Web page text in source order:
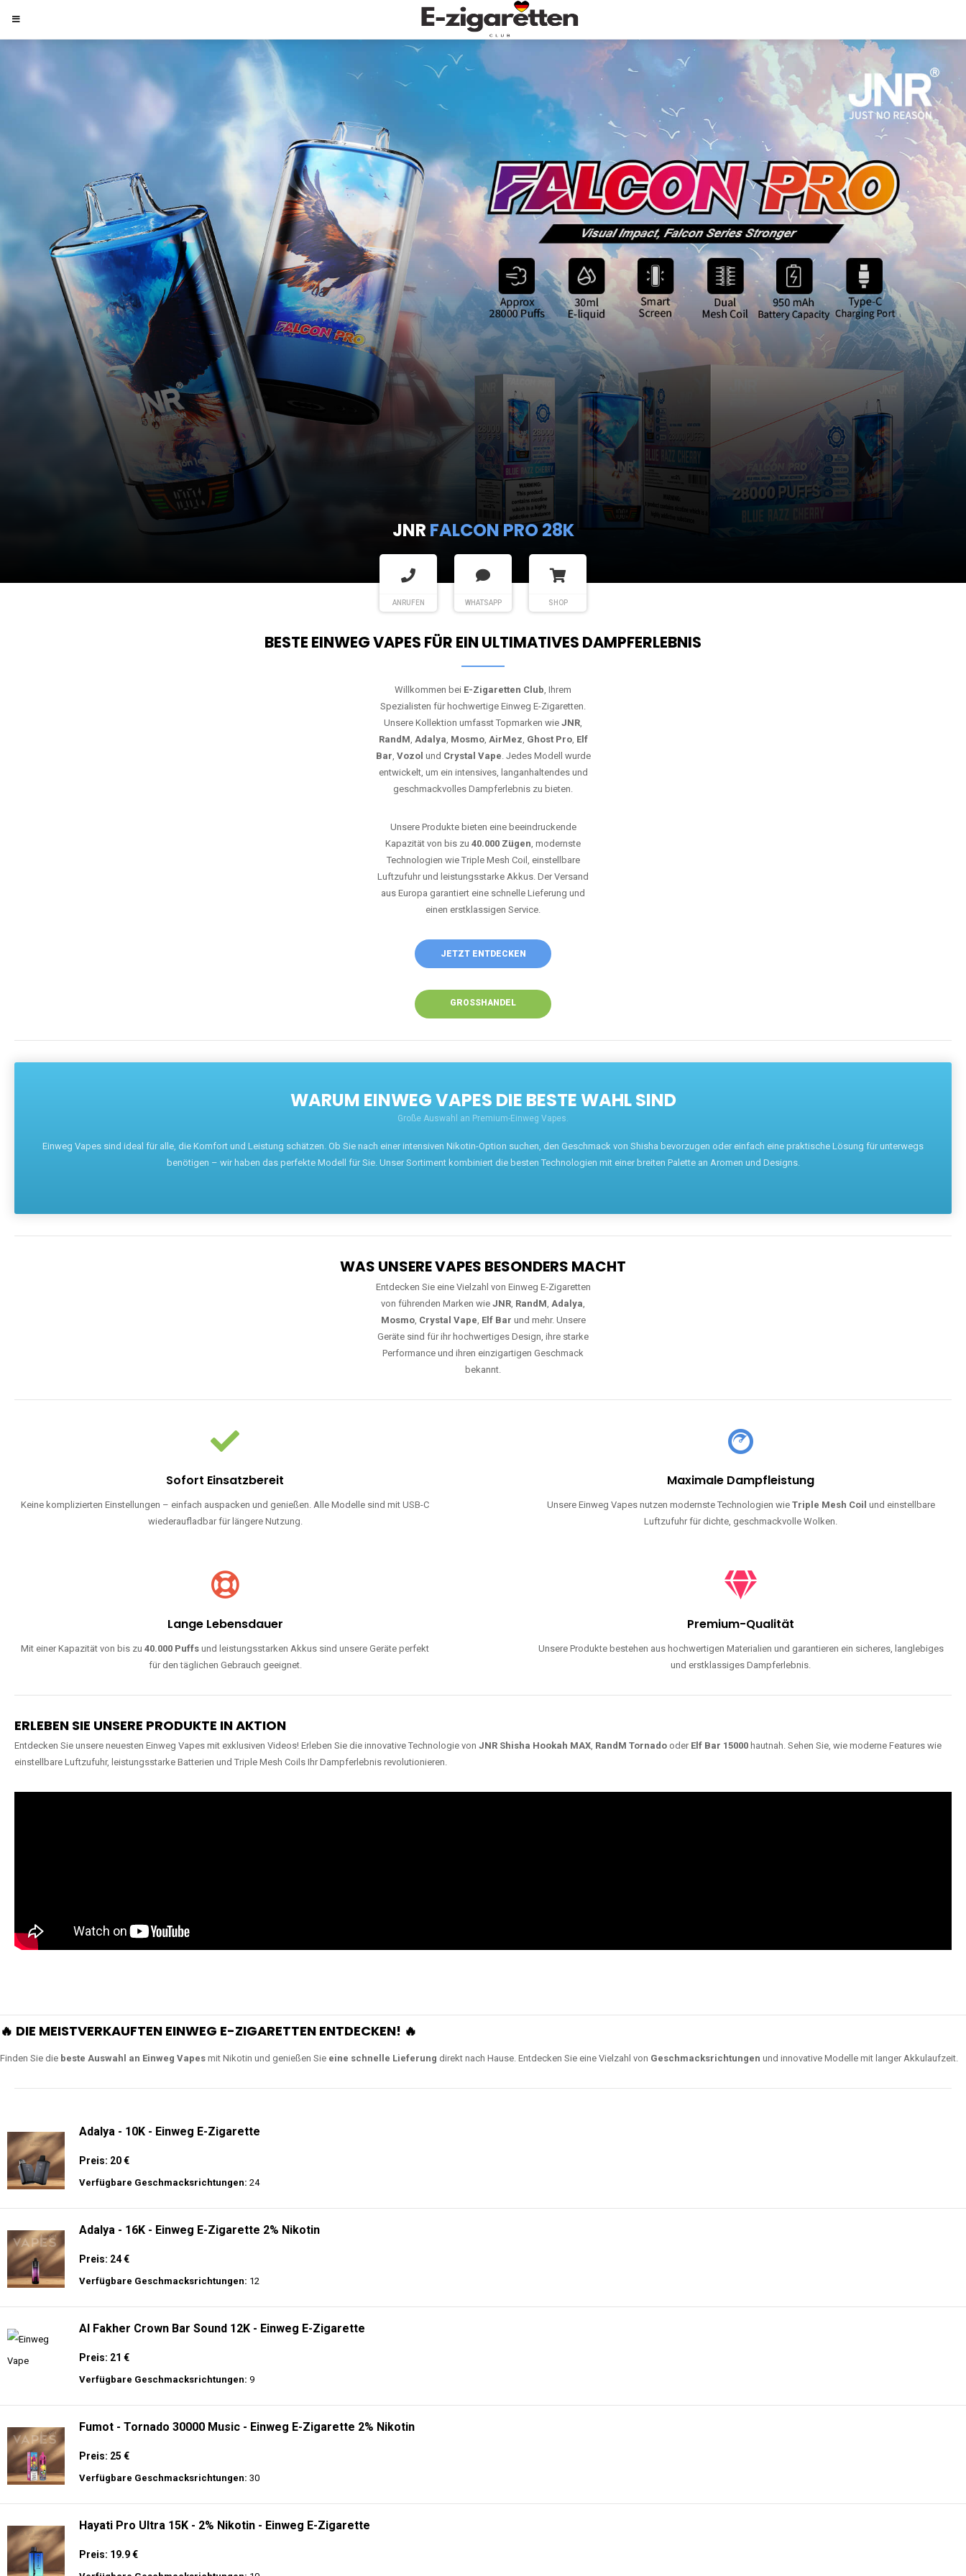
JNR FALCON PRO 28K
ANRUFEN WHATSAPP SHOP
BESTE EINWEG VAPES FÜR EIN ULTIMATIVES DAMPFERLEBNIS
Willkommen bei E-Zigaretten Club, Ihrem
Spezialisten für hochwertige Einweg E-Zigaretten.
Unsere Kollektion umfasst Topmarken wie JNR,
RandM, Adalya, Mosmo, AirMez, Ghost Pro, Elf
Bar, Vozol und Crystal Vape. Jedes Modell wurde
entwickelt, um ein intensives, langanhaltendes und
geschmackvolles Dampferlebnis zu bieten.
Unsere Produkte bieten eine beeindruckende
Kapazität von bis zu 40.000 Zügen, modernste
Technologien wie Triple Mesh Coil, einstellbare
Luftzufuhr und leistungsstarke Akkus. Der Versand
aus Europa garantiert eine schnelle Lieferung und
einen erstklassigen Service.
JETZT ENTDECKEN
GROSSHANDEL
WARUM EINWEG VAPES DIE BESTE WAHL SIND
Große Auswahl an Premium-Einweg Vapes.
Einweg Vapes sind ideal für alle, die Komfort und Leistung schätzen. Ob Sie nach einer intensiven Nikotin-Option suchen, den Geschmack von Shisha bevorzugen oder einfach eine praktische Lösung für unterwegs
benötigen – wir haben das perfekte Modell für Sie. Unser Sortiment kombiniert die besten Technologien mit einer breiten Palette an Aromen und Designs.
WAS UNSERE VAPES BESONDERS MACHT
Entdecken Sie eine Vielzahl von Einweg E-Zigaretten
von führenden Marken wie JNR, RandM, Adalya,
Mosmo, Crystal Vape, Elf Bar und mehr. Unsere
Geräte sind für ihr hochwertiges Design, ihre starke
Performance und ihren einzigartigen Geschmack
bekannt.
Sofort Einsatzbereit
Keine komplizierten Einstellungen – einfach auspacken und genießen. Alle Modelle sind mit USB-C
wiederaufladbar für längere Nutzung.
Maximale Dampfleistung
Unsere Einweg Vapes nutzen modernste Technologien wie Triple Mesh Coil und einstellbare
Luftzufuhr für dichte, geschmackvolle Wolken.
Lange Lebensdauer
Mit einer Kapazität von bis zu40.000 Puffs und leistungsstarken Akkus sind unsere Geräte perfekt
für den täglichen Gebrauch geeignet.
Premium-Qualität
Unsere Produkte bestehen aus hochwertigen Materialien und garantieren ein sicheres, langlebiges
und erstklassiges Dampferlebnis.
ERLEBEN SIE UNSERE PRODUKTE IN AKTION
Entdecken Sie unsere neuesten Einweg Vapes mit exklusiven Videos! Erleben Sie die innovative Technologie von JNR Shisha Hookah MAX, RandM Tornado oder Elf Bar 15000 hautnah. Sehen Sie, wie moderne Features wie
einstellbare Luftzufuhr, leistungsstarke Batterien und Triple Mesh Coils Ihr Dampferlebnis revolutionieren.
🔥 DIE MEISTVERKAUFTEN EINWEG E-ZIGARETTEN ENTDECKEN! 🔥
Finden Sie die beste Auswahl an Einweg Vapes mit Nikotin und genießen Sie eine schnelle Lieferung direkt nach Hause. Entdecken Sie eine Vielzahl von Geschmacksrichtungen und innovative Modelle mit langer Akkulaufzeit.
Adalya - 10K - Einweg E-Zigarette
Preis: 20 €
Verfügbare Geschmacksrichtungen: 24
Adalya - 16K - Einweg E-Zigarette 2% Nikotin
Preis: 24 €
Verfügbare Geschmacksrichtungen: 12
Al Fakher Crown Bar Sound 12K - Einweg E-Zigarette
Preis: 21 €
Verfügbare Geschmacksrichtungen: 9
Fumot - Tornado 30000 Music - Einweg E-Zigarette 2% Nikotin
Preis: 25 €
Verfügbare Geschmacksrichtungen: 30
Hayati Pro Ultra 15K - 2% Nikotin - Einweg E-Zigarette
Preis: 19.9 €